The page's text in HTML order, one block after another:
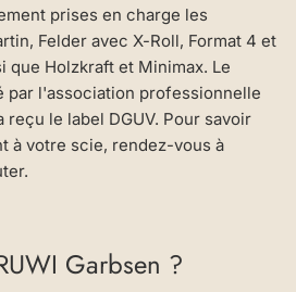
prises en charge les
Felder avec X-Roll, Format 4 et
que Holzkraft et Minimax. Le
par l'association professionnelle
reçu le label DGUV. Pour savoir
à votre scie, rendez-vous à
Garbsen ?